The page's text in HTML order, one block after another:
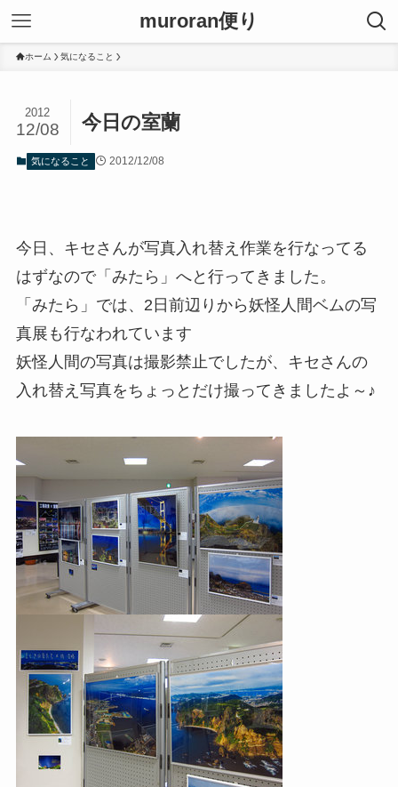
muroran便り
ホーム 気になること
今日の室蘭
2012
12/08
気になること 2012/12/08
今日、キセさんが写真入れ替え作業を行なってる
はずなので「みたら」へと行ってきました。
「みたら」では、2日前辺りから妖怪人間ベムの写
真展も行なわれています
妖怪人間の写真は撮影禁止でしたが、キセさんの
入れ替え写真をちょっとだけ撮ってきましたよ～♪